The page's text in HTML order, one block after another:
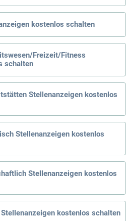
kostenlos schalten
Freizeit/Fitness
schalten
Stellenanzeigen kostenlos
Stellenanzeigen kostenlos
Stellenanzeigen kostenlos
kostenlos schalten